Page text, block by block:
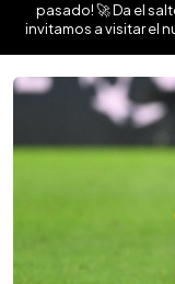
pasado! 🚀 Da el
invitamos a visitar el